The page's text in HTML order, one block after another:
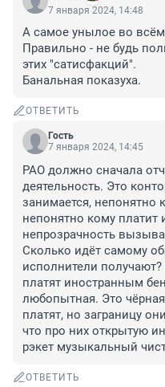
7 января 2024, 14:48
А самое унылое во всём
Правильно - не будь
этих "сатисфакций".
Банальная показуха.
ОТВЕТИТЬ
Гость
7 января 2024, 14:45
РАО должно сначала
деятельность. Это
занимается, непонятно
непонятно кому платит
непрозрачность
Сколько идёт самому
исполнители
платят иностранным
любопытная. Это
платят, но заграницу
что про них открытую
рэкет музыкальный
ОТВЕТИТЬ